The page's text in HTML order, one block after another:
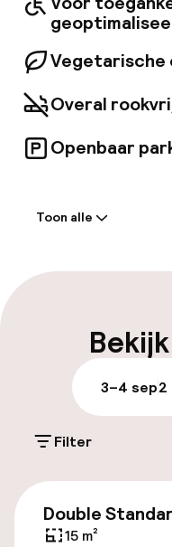
Vegetarische
Overal
Openbaar
Meertalige
Parkeren &
Openbaar
Toegankelijkheid
Overal
Toon alle
3–4 sep2
Filter
Double
15 m²